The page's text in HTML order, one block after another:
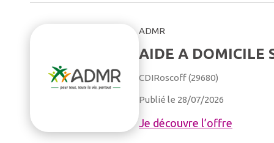
ADMR
AIDE A DOMICILE
CDIRoscoff (29680)
Publié le 28/07/2026
Je découvre l’offre